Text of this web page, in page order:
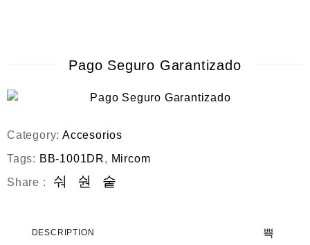
Pago Seguro Garantizado
Category:Accesorios
Tags: BB-1001DR, Mircom
Share :
DESCRIPTION